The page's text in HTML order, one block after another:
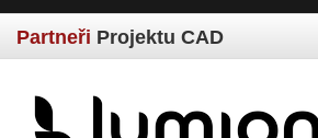
Partneři Projektu CAD